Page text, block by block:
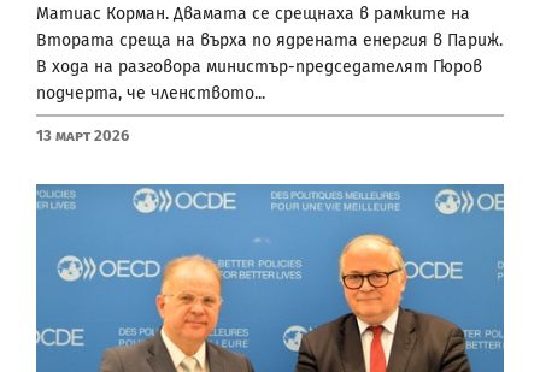
Матиас Корман. Двамата се срещнаха в рамките на
Втората среща на върха по ядрената енергия в Париж.
В хода на разговора министър-председателят Гюров
подчерта, че членството...
13 Март 2026